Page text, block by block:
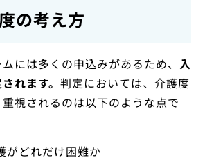
の考え方
には多くの申込みがあるため、 入
れます。 判定においては、介護度
視されるのは以下のような点で
がどれだけ困難か